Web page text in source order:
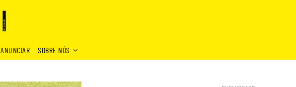
ANUNCIAR SOBRE NÓS